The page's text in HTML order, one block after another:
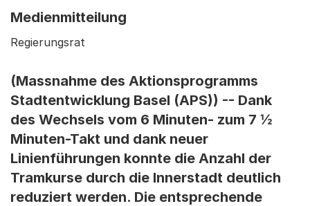
Medienmitteilung
Regierungsrat
(Massnahme des Aktionsprogramms
Stadtentwicklung Basel (APS)) -- Dank
des Wechsels vom 6 Minuten- zum 7 ½
Minuten-Takt und dank neuer
Linienführungen konnte die Anzahl der
Tramkurse durch die Innerstadt deutlich
reduziert werden. Die entsprechende